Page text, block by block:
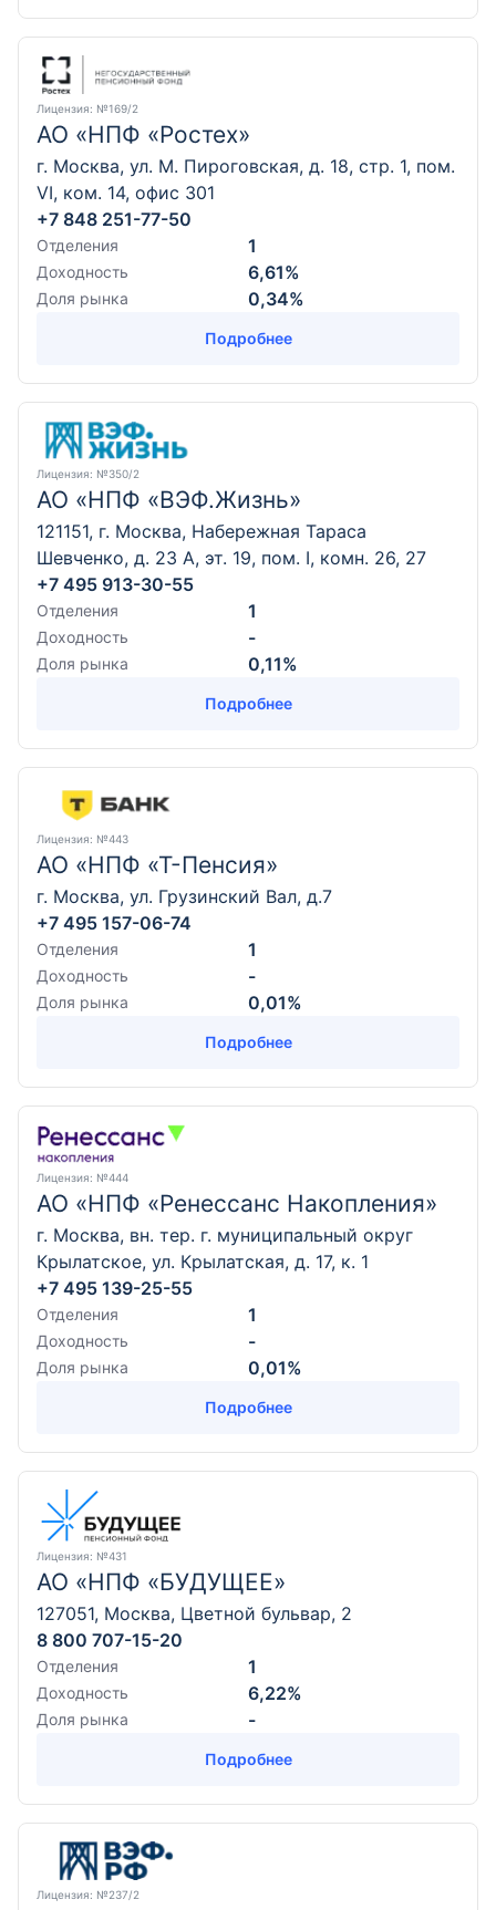
Лицензия: №169/2
АО «НПФ «Ростех»
г. Москва, ул. М. Пироговская, д. 18, стр. 1, пом.
VI, ком. 14, офис 301
+7 848 251-77-50
Отделения 1
Доходность 6,61%
Доля рынка 0,34%
Подробнее
Лицензия: №350/2
АО «НПФ «ВЭФ.Жизнь»
121151, г. Москва, Набережная Тараса
Шевченко, д. 23 А, эт. 19, пом. I, комн. 26, 27
+7 495 913-30-55
Отделения 1
Доходность -
Доля рынка 0,11%
Подробнее
Лицензия: №443
АО «НПФ «Т-Пенсия»
г. Москва, ул. Грузинский Вал, д.7
+7 495 157-06-74
Отделения 1
Доходность -
Доля рынка 0,01%
Подробнее
Лицензия: №444
АО «НПФ «Ренессанс Накопления»
г. Москва, вн. тер. г. муниципальный округ
Крылатское, ул. Крылатская, д. 17, к. 1
+7 495 139-25-55
Отделения 1
Доходность -
Доля рынка 0,01%
Подробнее
Лицензия: №431
АО «НПФ «БУДУЩЕЕ»
127051, Москва, Цветной бульвар, 2
8 800 707-15-20
Отделения 1
Доходность 6,22%
Доля рынка -
Подробнее
Лицензия: №237/2